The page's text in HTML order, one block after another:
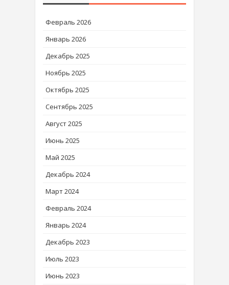
Февраль 2026
Январь 2026
Декабрь 2025
Ноябрь 2025
Октябрь 2025
Сентябрь 2025
Август 2025
Июнь 2025
Май 2025
Декабрь 2024
Март 2024
Февраль 2024
Январь 2024
Декабрь 2023
Июль 2023
Июнь 2023